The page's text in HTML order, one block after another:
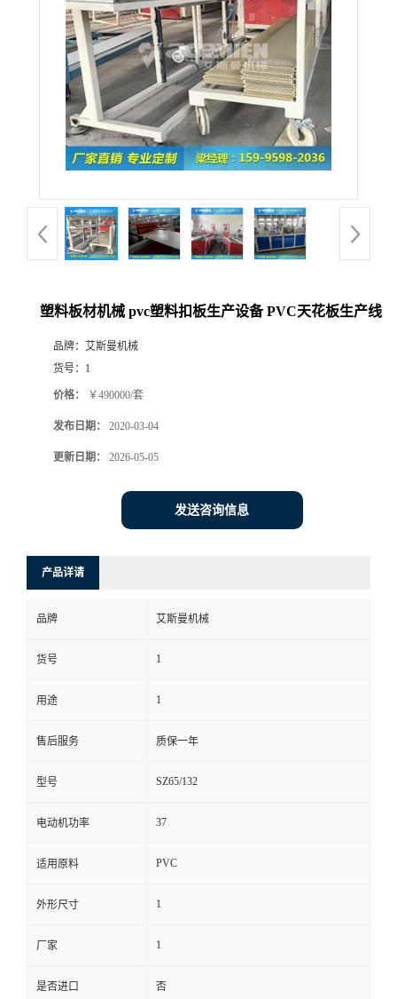
塑料板材机械 pvc塑料扣板生产设备 PVC天花板生产线
品牌： 艾斯曼机械
货号： 1
价格： ￥490000/套
发布日期： 2020-03-04
更新日期： 2026-05-05
发送咨询信息
产品详请
品牌 艾斯曼机械
货号 1
用途 1
售后服务 质保一年
型号 SZ65/132
电动机功率 37
适用原料 PVC
外形尺寸 1
厂家 1
是否进口 否